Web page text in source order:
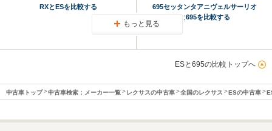
RXとESを比較する
695セッタンタアニヴェルサーリオ
と695を比較する
もっと見る
ESと695の比較トップへ
中古車トップ 中古車検索：メーカー一覧 レクサスの中古車 全国のレクサス ESの中古車